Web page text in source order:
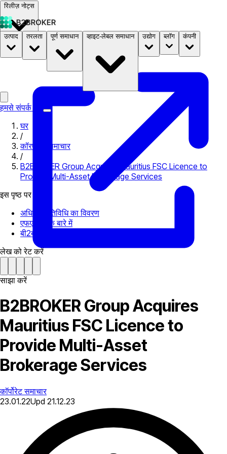
रिलीज़ नोट्स
दस्तावेज़ मूल्य निर्धारणB2STORE
उत्पाद तरलता पूर्ण समाधान व्हाइट-लेबल समाधान उद्योग ब्लॉग कंपनी
हमसे संपर्क करें
घर
/
कॉरपोरेट समाचार
/
B2BROKER Group Acquires Mauritius FSC Licence to
Provide Multi-Asset Brokerage Services
इस पृष्ठ पर
अधिकृत गतिविधि का विवरण
एफएससी के बारे में
बी2ब्रोकर ग्रुप ऑफ कंपनीज के बारे में
लेख को रेट करें
साझा करें
B2BROKER Group Acquires
Mauritius FSC Licence to
Provide Multi-Asset
Brokerage Services
कॉर्पोरेट समाचार
23.01.22Upd 21.12.23